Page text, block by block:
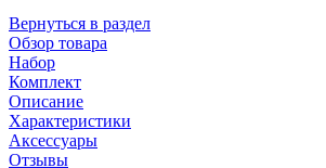
Вернуться в раздел
Обзор товара
Набор
Комплект
Описание
Характеристики
Аксессуары
Отзывы